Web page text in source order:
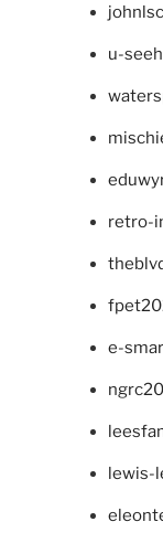
u-
retro-
e-
lewis-